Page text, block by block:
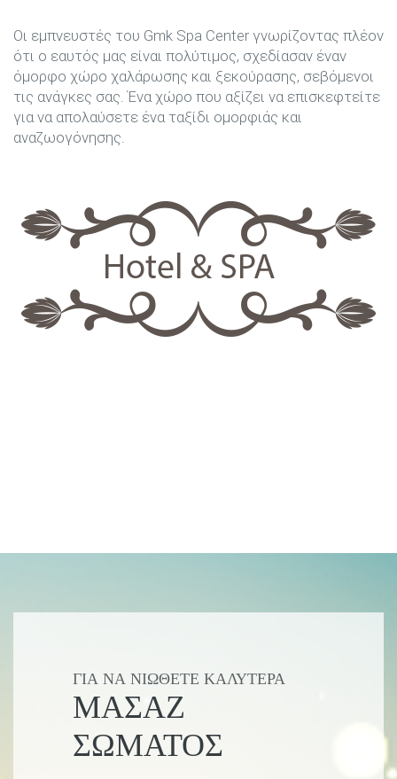
Οι εμπνευστές του Gmk Spa Center γνωρίζοντας πλέον
ότι ο εαυτός μας είναι πολύτιμος, σχεδίασαν έναν
όμορφο χώρο χαλάρωσης και ξεκούρασης, σεβόμενοι
τις ανάγκες σας. Ένα χώρο που αξίζει να επισκεφτείτε
για να απολαύσετε ένα ταξίδι ομορφιάς και
αναζωογόνησης.
ΓΙΑ ΝΑ ΝΙΏΘΕΤΕ ΚΑΛΎΤΕΡΑ
ΜΑΣΆΖ
ΣΏΜΑΤΟΣ